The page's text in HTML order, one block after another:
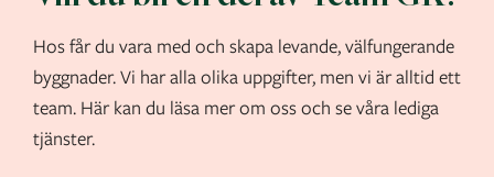
Hos får du vara med och skapa levande, välfungerande
byggnader. Vi har alla olika uppgifter, men vi är alltid ett
team. Här kan du läsa mer om oss och se våra lediga
tjänster.